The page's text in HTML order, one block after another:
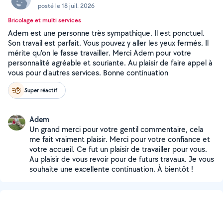
posté le 18 juil. 2026
Bricolage et multi services
Adem est une personne très sympathique. Il est ponctuel.
Son travail est parfait. Vous pouvez y aller les yeux fermés. Il
mérite qu'on le fasse travailler. Merci Adem pour votre
personnalité agréable et souriante. Au plaisir de faire appel à
vous pour d'autres services. Bonne continuation
Super réactif
Adem
Un grand merci pour votre gentil commentaire, cela
me fait vraiment plaisir. Merci pour votre confiance et
votre accueil. Ce fut un plaisir de travailler pour vous.
Au plaisir de vous revoir pour de futurs travaux. Je vous
souhaite une excellente continuation. À bientôt !